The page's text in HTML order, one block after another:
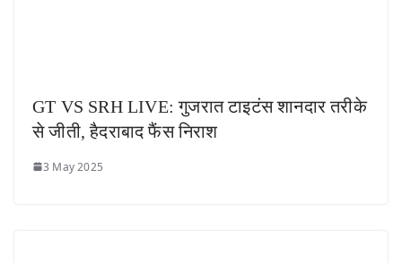
GT VS SRH LIVE: गुजरात टाइटंस शानदार तरीके
से जीती, हैदराबाद फैंस निराश
3 May 2025